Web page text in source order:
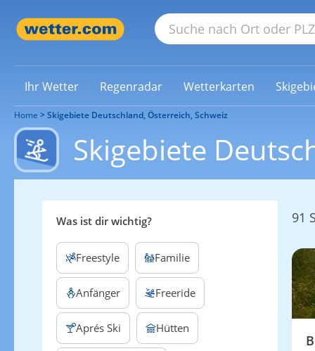
Ihr Wetter Regenradar Wetterkarten
Home Skigebiete Deutschland, Österreich, Schweiz
Skigebiete
Was ist dir wichtig?
Freestyle Familie
Anfänger Freeride
Aprés Ski Hütten
91